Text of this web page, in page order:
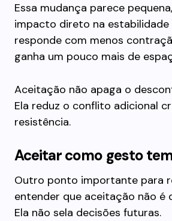
Essa mudança parece
impacto direto na estabilidade
responde com menos
ganha um pouco mais de
Aceitação não apaga o
Ela reduz o conflito adicional
resistência.
Aceitar como gesto
Outro ponto importante para
entender que aceitação não é
Ela não sela decisões futuras.